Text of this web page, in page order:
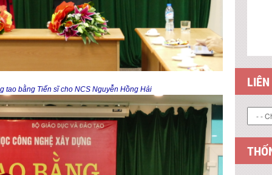
tao bằng Tiến sĩ cho NCS Nguyễn Hồng Hải